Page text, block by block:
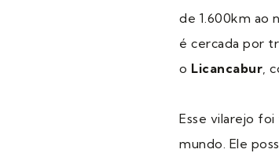
de 1.600km ao
é cercada por
o Licancabur,
Esse vilarejo
mundo. Ele